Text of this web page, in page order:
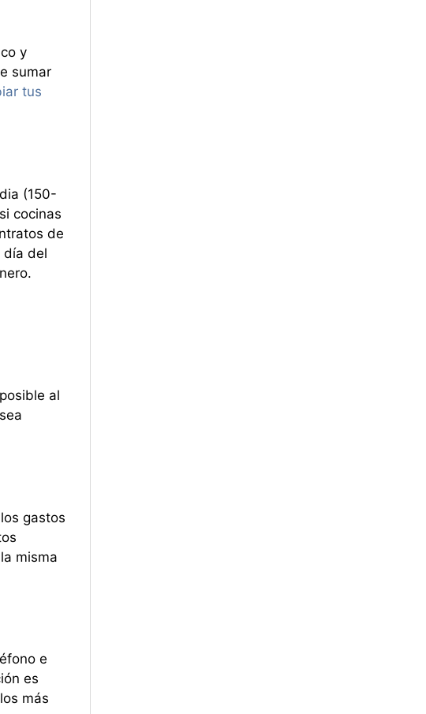
y
sumar
tus
(150-
cocinas
de
día del
al
gastos
misma
e
es
más